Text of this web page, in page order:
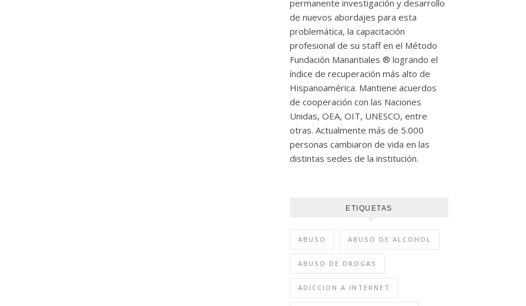
permanente investigación y desarrollo
de nuevos abordajes para esta
problemática, la capacitación
profesional de su staff en el Método
Fundación Manantiales ® logrando el
índice de recuperación más alto de
Hispanoamérica. Mantiene acuerdos
de cooperación con las Naciones
Unidas, OEA, OIT, UNESCO, entre
otras. Actualmente más de 5.000
personas cambiaron de vida en las
distintas sedes de la institución.
ETIQUETAS
ABUSO ABUSO DE ALCOHOL
ABUSO DE DROGAS
ADICCION A INTERNET